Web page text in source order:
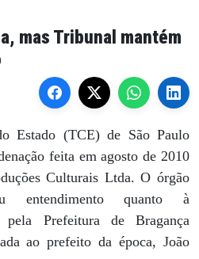
mas Tribunal mantém
Estado (TCE) de São Paulo
feita em agosto de 2010
Culturais Ltda. O órgão
entendimento quanto à
pela Prefeitura de Bragança
ao prefeito da época, João